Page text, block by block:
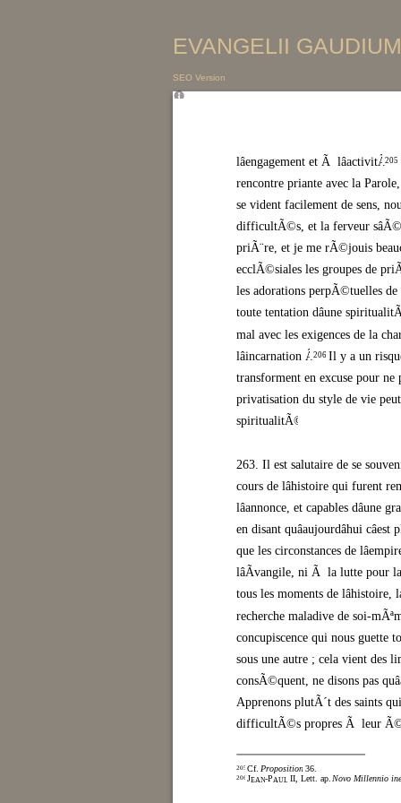
EVANGELII
lâengagement et Ã lâactivitÃ©
.205
rencontre priante avec la
se vident facilement de sens,
difficultÃ©s, et la ferveur
priÃ¨re, et je me rÃ©jouis
ecclÃ©siales les groupes de
les adorations perpÃ©tuelles de
toute tentation dâune
mal avec les exigences de la
lâincarnation Â»
.206 Il y a un
transforment en excuse pour
privatisation du style de vie
spiritualitÃ©s.
263. Il est salutaire de se
cours de lâhistoire qui furent
lâannonce, et capables
en disant quâaujourdâhui
que les circonstances de
lâÃvangile, ni Ã la lutte
tous les moments de
recherche maladive de soi-
concupiscence qui nous guette
sous une autre ; cela vient des
consÃ©quent, ne disons pas
Apprenons plutÃ´t des saints
difficultÃ©s propres Ã leur
205 Cf. Proposition 36.
206 JEAN-PAUL II, Lett. ap. Novo Millennio
SEO Version